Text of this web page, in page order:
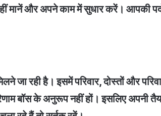
नहीं मानें और अपने काम में सुधार करें।
जा रही है। इसमें परिवार, दोस्तों और
बॉस के अनुरूप नहीं हों। इसलिए अपनी